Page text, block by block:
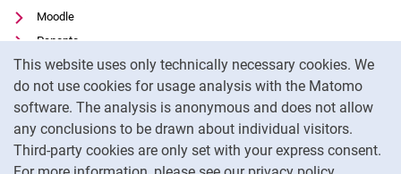
This website uses only technically necessary cookies. We
do not use cookies for usage analysis with the Matomo
software. The analysis is anonymous and does not allow
any conclusions to be drawn about individual visitors.
Third-party cookies are only set with your express consent.
Moodle
Panopto
Protection des données
Accessibilité
Utilisation transparente de l'IA